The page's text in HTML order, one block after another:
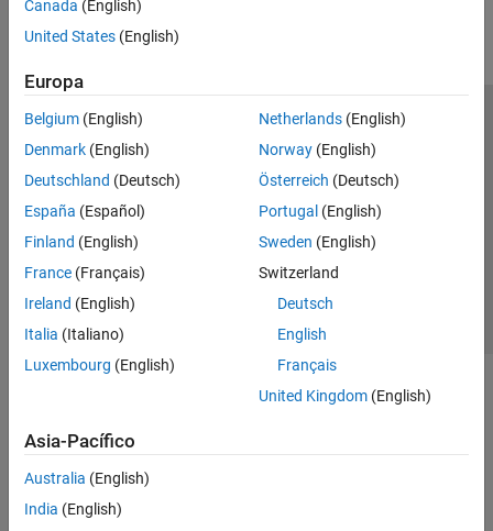
Canada (English)
United States (English)
Europa
Belgium (English)
Denmark (English)
Deutschland (Deutsch)
España (Español)
Finland (English)
France (Français)
Ireland (English)
Italia (Italiano)
Luxembourg (English)
Netherlands(English)
Norway(English)
Österreich (Deutsch)
Portugal (English)
Sweden (English)
Switzerland
Deutsch
English
Français
United Kingdom(English)
Asia-Pacífico
Australia (English)
India (English)
Centro de confianza
Marcas comerciales
Política de privacidad
Antipiratería
Estado de las aplicaciones
Información de contacto
© 1994-2026 The MathWorks, Inc.